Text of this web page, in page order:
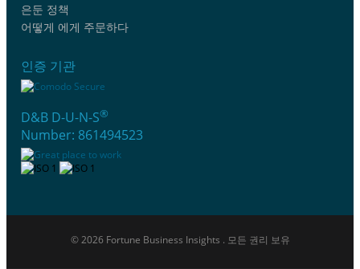
은둔 정책
어떻게 에게 주문하다
인증 기관
D&B D-U-N-S®
Number: 861494523
© 2026 Fortune Business Insights . 모든 권리 보유